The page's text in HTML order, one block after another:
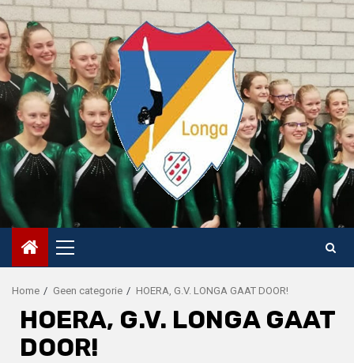
Skip
to
content
Primary
Menu
Home Geen categorie HOERA, G.V. LONGA GAAT DOOR!
HOERA, G.V. LONGA GAAT
DOOR!